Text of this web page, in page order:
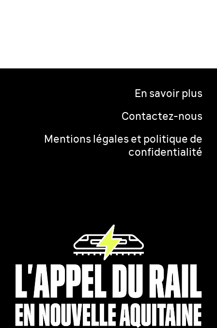
En savoir plus
Contactez-nous
Mentions légales et politique de
confidentialité